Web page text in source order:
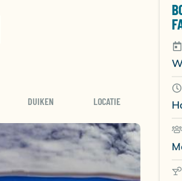
DUIKEN LOCATIE